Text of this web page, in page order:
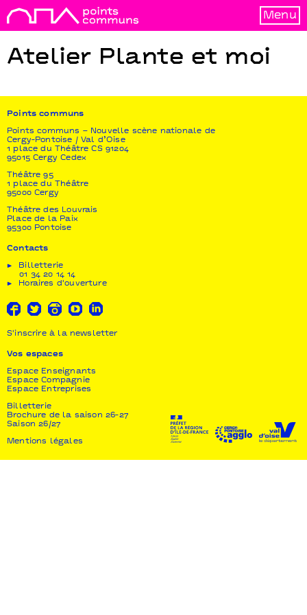
Menu
Atelier Plante et moi
Points communs
Points communs – Nouvelle scène nationale de
Cergy-Pontoise / Val d’Oise
1 place du Théâtre CS 91204
95015 Cergy Cedex
Théâtre 95
1 place du Théâtre
95000 Cergy
Théâtre des Louvrais
Place de la Paix
95300 Pontoise
Contacts
Billetterie
01 34 20 14 14
Horaires d'ouverture
S'inscrire à la newsletter
Vos espaces
Espace Enseignants
Espace Compagnie
Espace Entreprises
Billetterie
Brochure de la saison 26-27
Saison 26/27
Mentions légales